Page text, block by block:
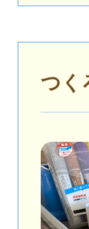
つく